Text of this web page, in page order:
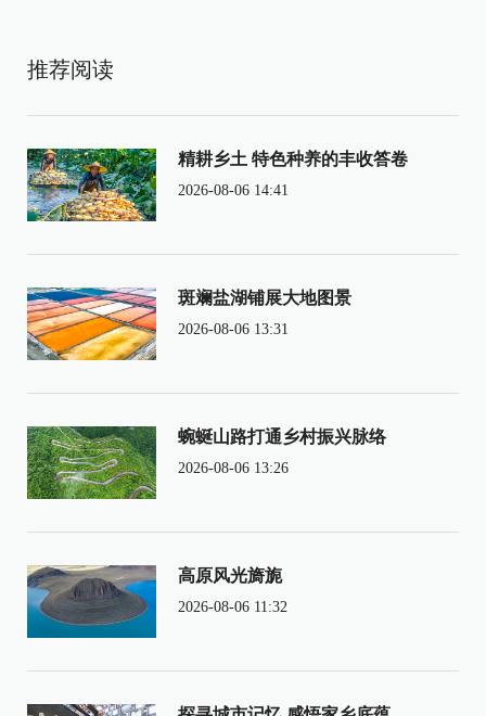
推荐阅读
精耕乡土 特色种养的丰收答卷
2026-08-06 14:41
斑斓盐湖铺展大地图景
2026-08-06 13:31
蜿蜒山路打通乡村振兴脉络
2026-08-06 13:26
高原风光旖旎
2026-08-06 11:32